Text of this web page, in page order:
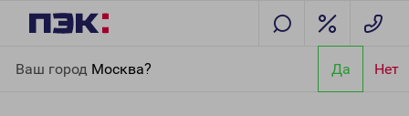
Ваш город Москва? Да Нет
Ноябрьск